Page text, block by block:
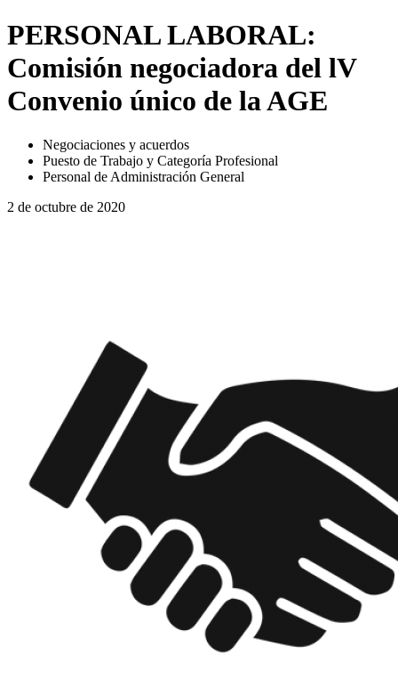
PERSONAL LABORAL:
Comisión negociadora del lV
Convenio único de la AGE
Negociaciones y acuerdos
Puesto de Trabajo y Categoría Profesional
Personal de Administración General
2 de octubre de 2020